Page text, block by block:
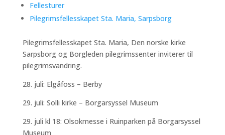
Fellesturer
Pilegrimsfellesskapet Sta. Maria, Sarpsborg
Pilegrimsfellesskapet Sta. Maria, Den norske kirke
Sarpsborg og Borgleden pilegrimssenter inviterer til
pilegrimsvandring.
28. juli: Elgåfoss – Berby
29. juli: Solli kirke – Borgarsyssel Museum
29. juli kl 18: Olsokmesse i Ruinparken på Borgarsyssel
Museum